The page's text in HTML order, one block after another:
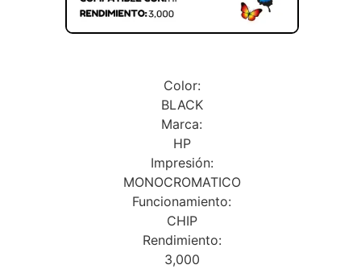
Color:
BLACK
Marca:
HP
Impresión:
MONOCROMATICO
Funcionamiento:
CHIP
Rendimiento:
3,000